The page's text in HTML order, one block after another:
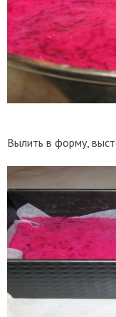
Вылить в форму,